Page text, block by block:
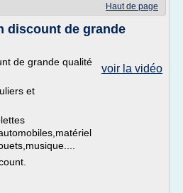
Haut de page
discount de grande
voir la vidéo
de grande qualité
et